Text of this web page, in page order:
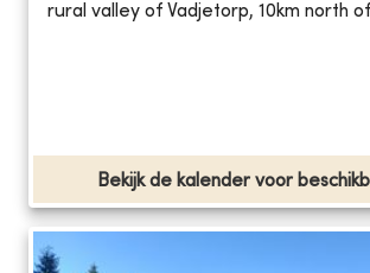
rural valley of Vadjetorp, 10km north
Bekijk de kalender voor